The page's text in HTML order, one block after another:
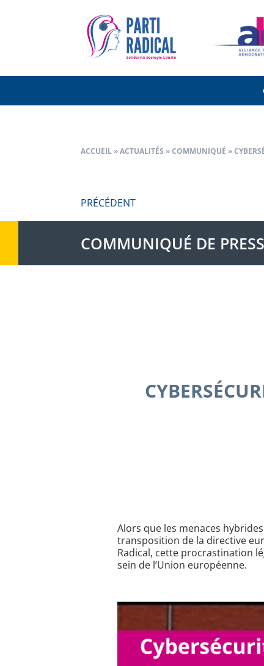
ACCUEIL »ACTUALITÉS »COMMUNIQUÉ »
de
l’article
PRÉCÉDENT
COMMUNIQUÉ DE
Alors que les menaces
transposition de la directive
Radical, cette procrastination
sein de l’Union européenne.